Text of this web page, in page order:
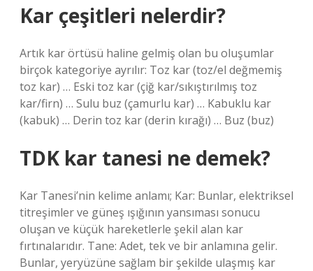
Kar çeşitleri nelerdir?
Artık kar örtüsü haline gelmiş olan bu oluşumlar
birçok kategoriye ayrılır: Toz kar (toz/el değmemiş
toz kar) … Eski toz kar (çiğ kar/sıkıştırılmış toz
kar/firn) … Sulu buz (çamurlu kar) … Kabuklu kar
(kabuk) … Derin toz kar (derin kırağı) … Buz (buz)
TDK kar tanesi ne demek?
Kar Tanesi’nin kelime anlamı; Kar: Bunlar, elektriksel
titreşimler ve güneş ışığının yansıması sonucu
oluşan ve küçük hareketlerle şekil alan kar
fırtınalarıdır. Tane: Adet, tek ve bir anlamına gelir.
Bunlar, yeryüzüne sağlam bir şekilde ulaşmış kar